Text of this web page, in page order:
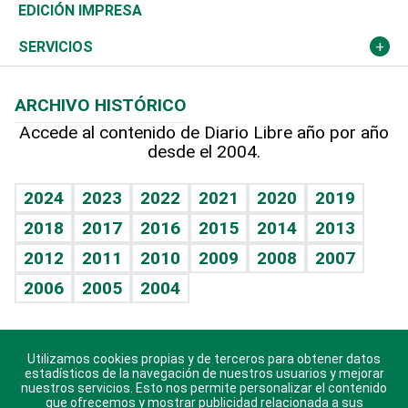
Caribe
Resto del mundo
Global y variable
Economía personal
Novedades
Podcast Arte Libre
Hablando con el pediatra
Vida y familia
Eñe
Celebrando la vida
Sin complejos
En pocas palabras
Escuchando al corazón
Olimpismo
Más deportes
BRV
TBT Deportivo
Frente al Statu Quo
El Espía
Columnistas
Más firmas
Despertando al gigante
Cambio climático
Deportes
Opinión
Hecho en casa
Guía del dinero
EDICIÓN IMPRESA
SERVICIOS
Cumpleaños
Horóscopos
Juegos
ARCHIVO HISTÓRICO
Accede al contenido de Diario Libre año por año
desde el 2004.
2024 2023 2022 2021 2020
2019
2018
2017 2016 2015 2014
2013
2012
2011 2010 2009 2008
2007
2006
2005 2004
Descarga nuestras aplicaciones para Android, iOS y
sistema Huawei.
Utilizamos cookies propias y de terceros para obtener datos
estadísticos de la navegación de nuestros usuarios y mejorar
nuestros servicios. Esto nos permite personalizar el contenido
que ofrecemos y mostrar publicidad relacionada a sus